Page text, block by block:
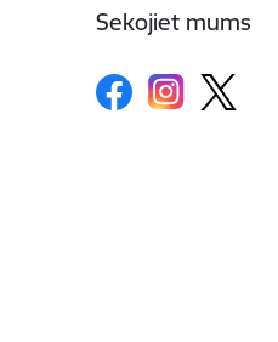
Sekojiet mums